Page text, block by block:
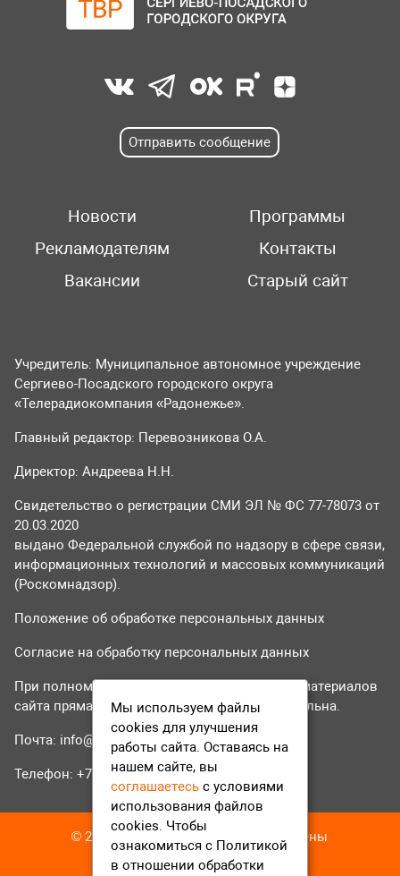
Отправить сообщение
Новости
Программы
Рекламодателям
Контакты
Вакансии
Старый сайт
Учредитель: Муниципальное автономное учреждение
Сергиево-Посадского городского округа
«Телерадиокомпания «Радонежье».
Главный редактор: Перевозникова О.А.
Директор: Андреева Н.Н.
Свидетельство о регистрации СМИ ЭЛ № ФС 77-78073 от
20.03.2020
выдано Федеральной службой по надзору в сфере связи,
информационных технологий и массовых коммуникаций
(Роскомнадзор).
Положение об обработке персональных данных
Согласие на обработку персональных данных
При полном или частичном использовании материалов
сайта прямая гиперссылка на tvr24.tv обязательна.
Почта: info@tvr24.tv
Телефон: +7 (496) 551-04-95
© 2016-2023 ТВР24 Все права защищены
Мы используем файлы
cookies для улучшения
работы сайта. Оставаясь на
нашем сайте, вы
соглашаетесь с условиями
использования файлов
cookies. Чтобы
ознакомиться с Политикой
в отношении обработки